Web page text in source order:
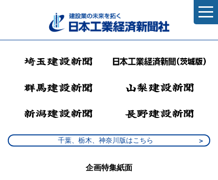
千葉、栃木、神奈川版はこちら
企画特集紙面